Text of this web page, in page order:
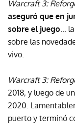
Warcraft 3:
aseguró que en
sobre el juego ...
sobre las
vivo.
Warcraft 3:
2018, y luego de
2020.
puerto y terminó